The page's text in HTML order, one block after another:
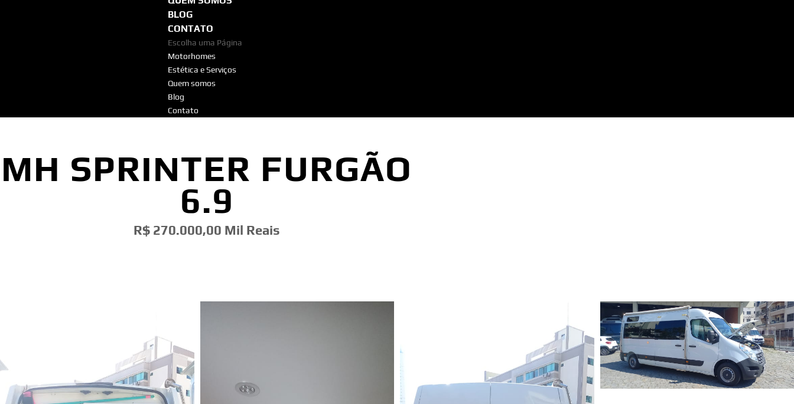
BLOG
CONTATO
Escolha uma Página
Motorhomes
Estética e Serviços
Quem somos
Blog
Contato
MH SPRINTER FURGÃO
6.9
R$ 270.000,00 Mil Reais